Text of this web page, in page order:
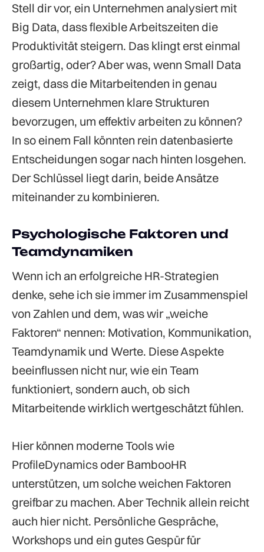
Stell dir vor, ein Unternehmen analysiert mit
Big Data, dass flexible Arbeitszeiten die
Produktivität steigern. Das klingt erst einmal
großartig, oder? Aber was, wenn Small Data
zeigt, dass die Mitarbeitenden in genau
diesem Unternehmen klare Strukturen
bevorzugen, um effektiv arbeiten zu können?
In so einem Fall könnten rein datenbasierte
Entscheidungen sogar nach hinten losgehen.
Der Schlüssel liegt darin, beide Ansätze
miteinander zu kombinieren.
Psychologische Faktoren und
Teamdynamiken
Wenn ich an erfolgreiche HR-Strategien
denke, sehe ich sie immer im Zusammenspiel
von Zahlen und dem, was wir „weiche
Faktoren“ nennen: Motivation, Kommunikation,
Teamdynamik und Werte. Diese Aspekte
beeinflussen nicht nur, wie ein Team
funktioniert, sondern auch, ob sich
Mitarbeitende wirklich wertgeschätzt fühlen.
Hier können moderne Tools wie
ProfileDynamics oder BambooHR
unterstützen, um solche weichen Faktoren
greifbar zu machen. Aber Technik allein reicht
auch hier nicht. Persönliche Gespräche,
Workshops und ein gutes Gespür für